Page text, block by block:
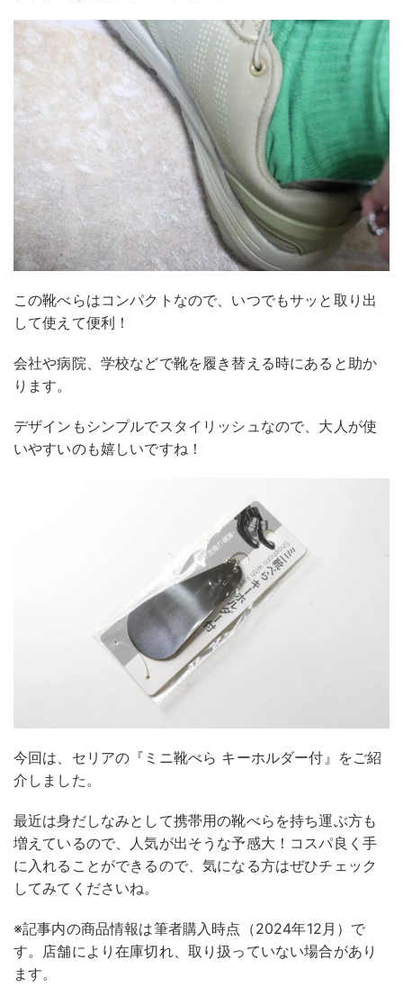
この靴べらはコンパクトなので、いつでもサッと取り出
して使えて便利！
会社や病院、学校などで靴を履き替える時にあると助か
ります。
デザインもシンプルでスタイリッシュなので、大人が使
いやすいのも嬉しいですね！
今回は、セリアの『ミニ靴べら キーホルダー付』をご紹
介しました。
最近は身だしなみとして携帯用の靴べらを持ち運ぶ方も
増えているので、人気が出そうな予感大！コスパ良く手
に入れることができるので、気になる方はぜひチェック
してみてくださいね。
※記事内の商品情報は筆者購入時点（2024年12月）で
す。店舗により在庫切れ、取り扱っていない場合があり
ます。